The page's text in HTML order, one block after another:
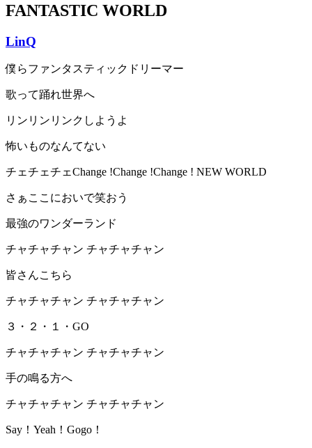
FANTASTIC WORLD
LinQ
僕らファンタスティックドリーマー
歌って踊れ世界へ
リンリンリンクしようよ
怖いものなんてない
チェチェチェChange !Change !Change ! NEW WORLD
さぁここにおいで笑おう
最強のワンダーランド
チャチャチャン チャチャチャン
皆さんこちら
チャチャチャン チャチャチャン
３・２・１・GO
チャチャチャン チャチャチャン
手の鳴る方へ
チャチャチャン チャチャチャン
Say！Yeah！Gogo！